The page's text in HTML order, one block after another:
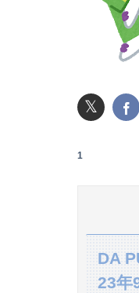
【画像】
みいちゃ
𝕏
1
DA
23年